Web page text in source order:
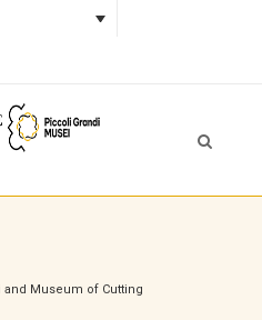
and Museum of Cutting